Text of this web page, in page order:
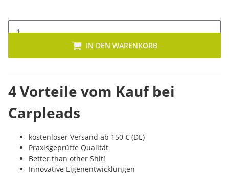
IN DEN WARENKORB
4 Vorteile vom Kauf bei
Carpleads
kostenloser Versand ab 150 € (DE)
Praxisgeprüfte Qualität
Better than other Shit!
Innovative Eigenentwicklungen